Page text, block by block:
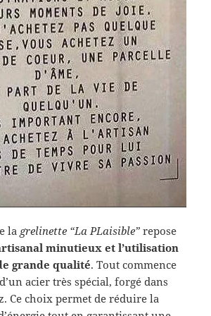
la grelinette “La PLaisible” repose
minutieux et l’utilisation
grande qualité. Tout commence
acier très spécial, forgé dans
Ce choix permet de réduire la